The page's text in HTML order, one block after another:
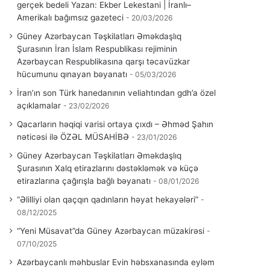
gerçek bedeli Yazan: Ekber Lekestani | İranlı–
Amerikalı bağımsız gazeteci
20/03/2026
Güney Azərbaycan Təşkilatları Əməkdaşlıq
Şurasının İran İslam Respublikası rejiminin
Azərbaycan Respublikasına qarşı təcavüzkar
hücumunu qınayan bəyanatı
05/03/2026
İran’ın son Türk hanedanının veliahtından gdh’a özel
açıklamalar
23/02/2026
Qacarların həqiqi varisi ortaya çıxdı – Əhməd Şahın
nəticəsi ilə ÖZƏL MÜSAHİBƏ
23/01/2026
Güney Azərbaycan Təşkilatları Əməkdaşlıq
Şurasının Xalq etirazlarını dəstəkləmək və küçə
etirazlarına çağırışla bağlı bəyanatı
08/01/2026
“Əlilliyi olan qaçqın qadınların həyat hekayələri”
08/12/2025
“Yeni Müsavat”da Güney Azərbaycan müzakirəsi
07/10/2025
Azərbaycanlı məhbuslar Evin həbsxanasında eyləm